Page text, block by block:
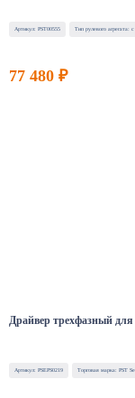
Артикул: PST00555 Тип рулевого агрегата:
77 480 ₽
Драйвер трехфазный
Артикул: PSEPS0219 Торговая марка: PST